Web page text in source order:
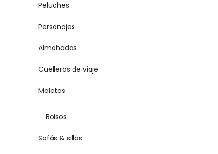
Peluches
Personajes
Almohadas
Cuelleros de viaje
Maletas
Bolsos
Sofás & sillas